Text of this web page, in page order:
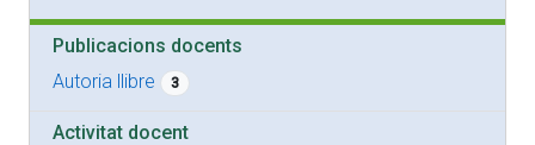
Publicacions docents
Autoria llibre
3
Activitat docent